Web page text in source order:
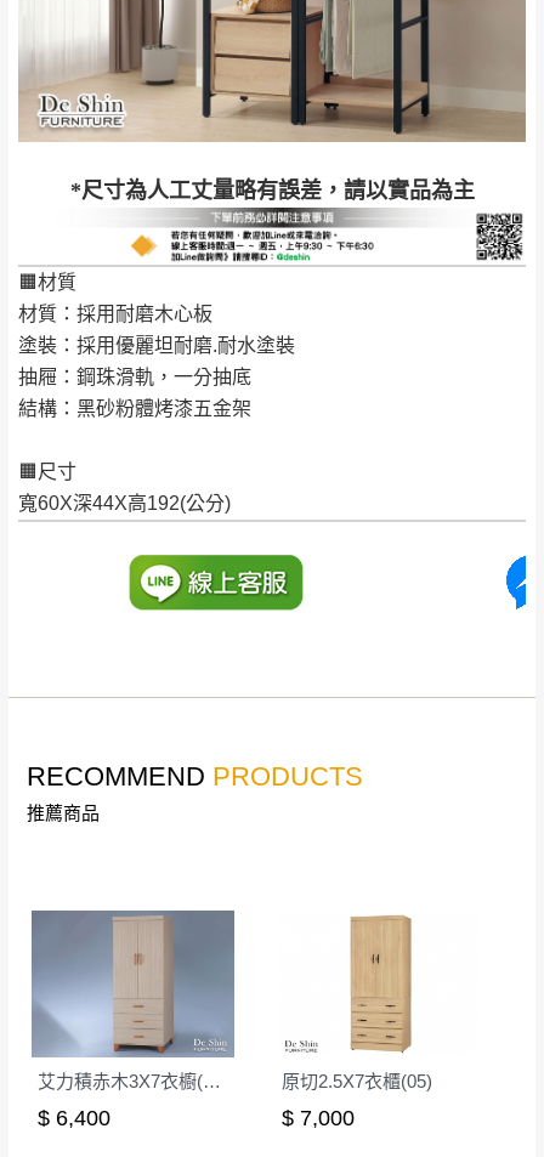
*尺寸為人工丈量略有誤差，請以實品為主
🟧材質
材質：採用耐磨木心板
塗裝：採用優麗坦耐磨.耐水塗裝
抽屜：鋼珠滑軌，一分抽底
結構：黑砂粉體烤漆五金架
🟧尺寸
寬60X深44X高192(公分)
＊A108產品另收運費
配送天數：5~14天
到貨時間：指定送貨日當天以電話聯絡確認
台北市、新北市地區固定每周(三)、(日)兩天收送貨
暫無配送地區 ： 彰化、南投、雲林、嘉義、台南、高
雄、屏東、宜蘭、 花蓮、台東、金門、馬祖、澎湖地區
（可於LINE線上詢問 →
加收說明
山區內等，或收貨地點搬運過於困難等因素，導致無
法順利配送，本公司除了盡最大努力完成配送外，視
因大型傢俱有組裝、配送的問題，並非一般快速到貨
商品，無法指定特定時間送達，司機當天到貨前皆會
再與您通知，讓您不用整天在家等貨，以免浪費你的
寶貴時間。
如遇自然災害、政府宣布之災害警報等不可抗力情
事，而危及運送人員輸送之安全，本司得視狀況延後
若您選擇三聯式或索取兩聯式發票，發票將於商品
完成出貨15個工作天另行寄出，另外約加上2~7個
工作天內送達，如遇國定假日將順延寄送。
退換貨說明：
公司客服人員，我們將為您更換新品，運費
皆由本站負責，所有退回及換貨之商品必須
是全新狀態且完整包裝，床墊、床包、枕頭
包裝、廠商紙及所有附隨文件或資料之完整
性)，若未依照上述方式處理，恕無法接受退
貨。
由於透過電腦螢幕選購商品，可能會因個人
退換貨，需自付來回運費及人資成本
訂購前請確認商品尺寸，大型物件因為人工
丈量，難免會有些許誤差值(約正負0.5CM)
若發生非本司因素致使之汙損破壞，恕無法
本公司部份商品無維修服務，超過7日鑑賞
件短缺，則維修、搬運費用，需由消費者自
行吸收(另事先與消費者報價，消費者同意將
會進行維修)。
到貨7日內為鑑賞期(注意:鑑賞期非試用期)，
RECOMMEND PRODUCTS
推薦商品
艾力積赤木3X7衣櫥(A09)
$ 6,400
原切2.5X7衣櫃(05)
$ 7,000